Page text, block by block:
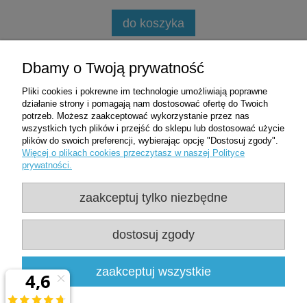
do koszyka
Zakupy
Pomoc
Moje konto
Użytkowanie sklepu oznacza zgodę na
wykorzystywanie plików cookies. Szczegółowe
informacje wPolityce prywatności
NIP: 7281437599 | REGON: 361478800 |537507540
med.pl
Dbamy o Twoją prywatność
Pliki cookies i pokrewne im technologie umożliwiają poprawne
działanie strony i pomagają nam dostosować ofertę do Twoich
potrzeb. Możesz zaakceptować wykorzystanie przez nas
wszystkich tych plików i przejść do sklepu lub dostosować użycie
plików do swoich preferencji, wybierając opcję "Dostosuj zgody".
Więcej o plikach cookies przeczytasz w naszej Polityce
prywatności.
zaakceptuj tylko niezbędne
dostosuj zgody
zaakceptuj wszystkie